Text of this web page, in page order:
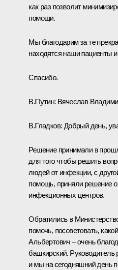
как раз позволит
помощи.
Мы благодарим за те
находятся наши пациенты
Спасибо.
В.Путин: Вячеслав
В.Гладков: Добрый день,
Решение принимали в
для того чтобы решить
людей от инфекции, с
помощь, приняли решение о
инфекционных центров.
Обратились в
помочь, посоветовать,
Альбертович – очень
башкирский. Руководитель
и мы на сегодняшний день